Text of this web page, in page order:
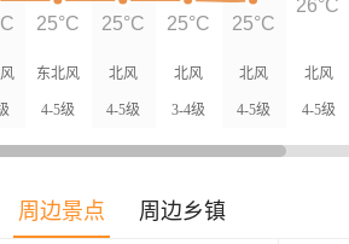
东北风
4-5级
北风
4-5级
北风
3-4级
北风
4-5级
北风
4-5级
25°C 25°C 25°C 25°C
26°C
周边景点 周边乡镇